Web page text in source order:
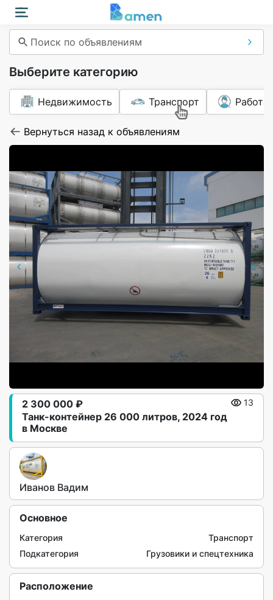
Поиск по объявлениям
Выберите категорию
Недвижимость Транспорт Работа
Вернуться назад к объявлениям
Танк-контейнер 26 000 литров, 2024 год
в Москве
2 300 000 ₽ 13
Иванов Вадим
Основное
Категория
Транспорт
Подкатегория
Грузовики и спецтехника
Расположение